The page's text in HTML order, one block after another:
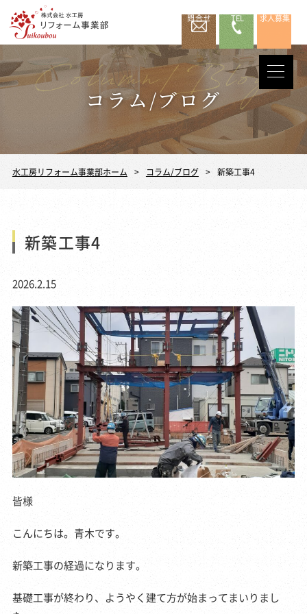
問合せ TEL 求人募集
コラム/ブログ
水工房リフォーム事業部ホーム コラム/ブログ 新築工事4
新築工事4
2026.2.15
皆様
こんにちは。青木です。
新築工事の経過になります。
基礎工事が終わり、ようやく建て方が始まってまいりまし